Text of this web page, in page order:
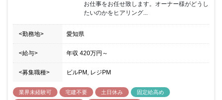
お仕事をお任せ致します。オーナー様がどうし
たいのかをヒアリング...
<勤務地> 愛知県
<給与> 年収 420万円 ～
<募集職種> ビルPM, レジPM
業界未経験可 宅建不要 土日休み
固定給高め